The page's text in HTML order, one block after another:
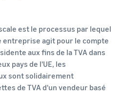
est le processus par lequel
entreprise agit pour le compte
aux fins de la TVA dans
pays de l'UE, les
sont solidairement
de TVA d'un vendeur basé